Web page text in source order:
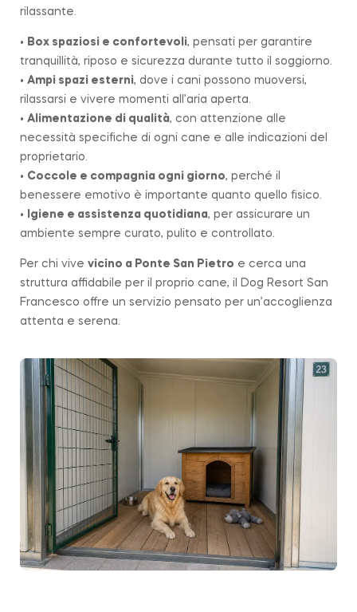
rilassante.
• Box spaziosi e confortevoli, pensati per garantire
tranquillità, riposo e sicurezza durante tutto il soggiorno.
• Ampi spazi esterni, dove i cani possono muoversi,
rilassarsi e vivere momenti all’aria aperta.
• Alimentazione di qualità, con attenzione alle
necessità specifiche di ogni cane e alle indicazioni del
proprietario.
• Coccole e compagnia ogni giorno, perché il
benessere emotivo è importante quanto quello fisico.
•
Igiene e assistenza quotidiana, per assicurare un
ambiente sempre curato, pulito e controllato.
Per chi vive vicino a Ponte San Pietro e cerca una
struttura affidabile per il proprio cane, il Dog Resort San
Francesco offre un servizio pensato per un’accoglienza
attenta e serena.